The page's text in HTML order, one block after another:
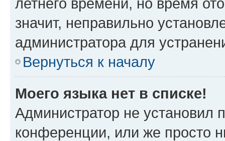
значит, неправильно
администратора для
Вернуться к началу
Моего языка нет в списке!
Администратор не установил
конференции, или же просто